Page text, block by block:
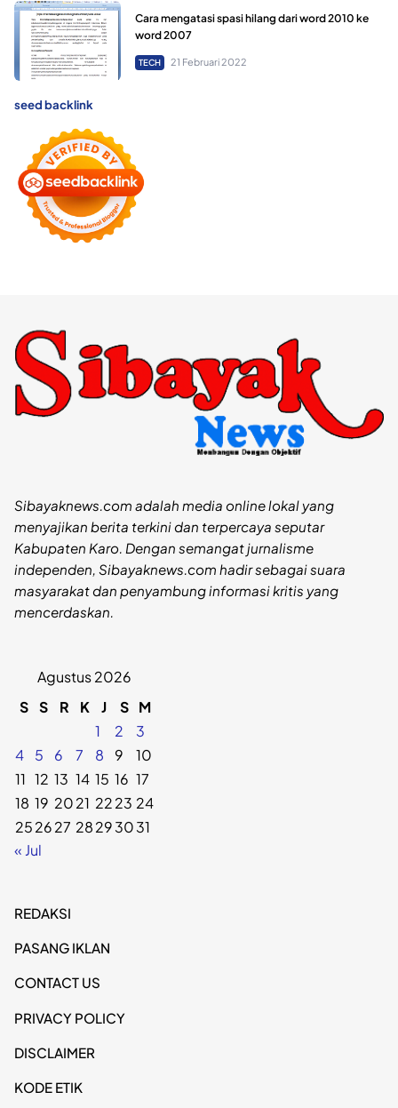
Cara mengatasi spasi hilang dari word 2010 ke
word 2007
TECH 21 Februari 2022
seed backlink
Sibayaknews.com adalah media online lokal yang
menyajikan berita terkini dan terpercaya seputar
Kabupaten Karo. Dengan semangat jurnalisme
independen, Sibayaknews.com hadir sebagai suara
masyarakat dan penyambung informasi kritis yang
mencerdaskan.
Agustus 2026
S S R K J S M
1
2
3
4
5 6 7 8 9
10
11 12 13 14 15 16 17
18 19 2021 2223 24
252627 28293031
« Jul
REDAKSI
PASANG IKLAN
CONTACT US
PRIVACY POLICY
DISCLAIMER
KODE ETIK